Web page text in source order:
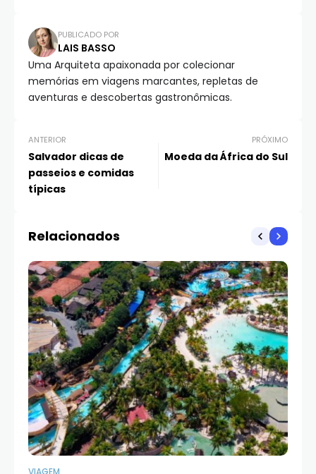
PUBLICADO POR
LAIS BASSO
Uma Arquiteta apaixonada por colecionar
memórias em viagens marcantes, repletas de
aventuras e descobertas gastronômicas.
ANTERIOR
Salvador dicas de
passeios e comidas
típicas
PRÓXIMO
Moeda da África do Sul
Relacionados